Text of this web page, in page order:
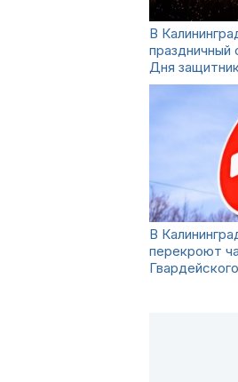
В
праздничный
Дня
В
перекроют